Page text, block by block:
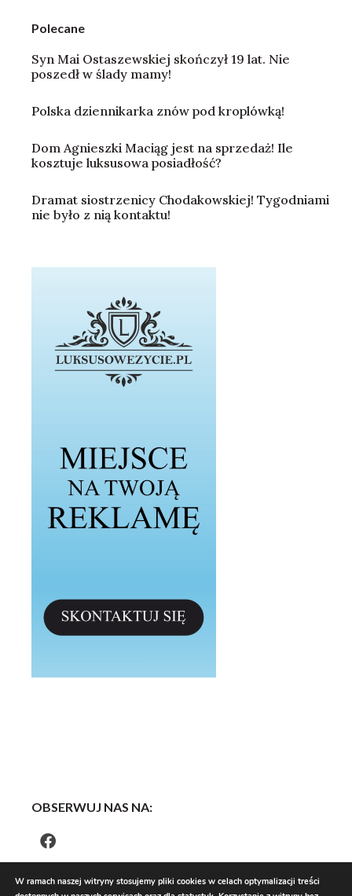
Polecane
Syn Mai Ostaszewskiej skończył 19 lat. Nie
poszedł w ślady mamy!
Polska dziennikarka znów pod kroplówką!
Dom Agnieszki Maciąg jest na sprzedaż! Ile
kosztuje luksusowa posiadłość?
Dramat siostrzenicy Chodakowskiej! Tygodniami
nie było z nią kontaktu!
OBSERWUJ NAS NA:
W ramach naszej witryny stosujemy pliki cookies w celach optymalizacji treści